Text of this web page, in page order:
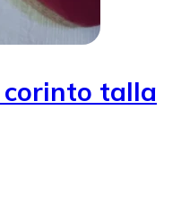
talla